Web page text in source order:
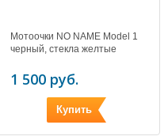
Мотоочки NO NAME Model 1
черный, стекла желтые
1 500 руб.
Купить